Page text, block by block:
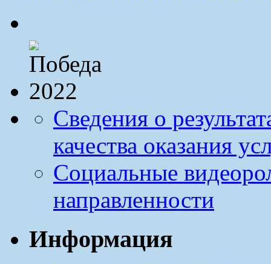
Сведения о
качества оказания
Социальные
направленности
Информация